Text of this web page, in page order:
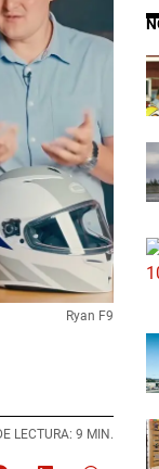
Ryan F9
LECTURA: 9 MIN.